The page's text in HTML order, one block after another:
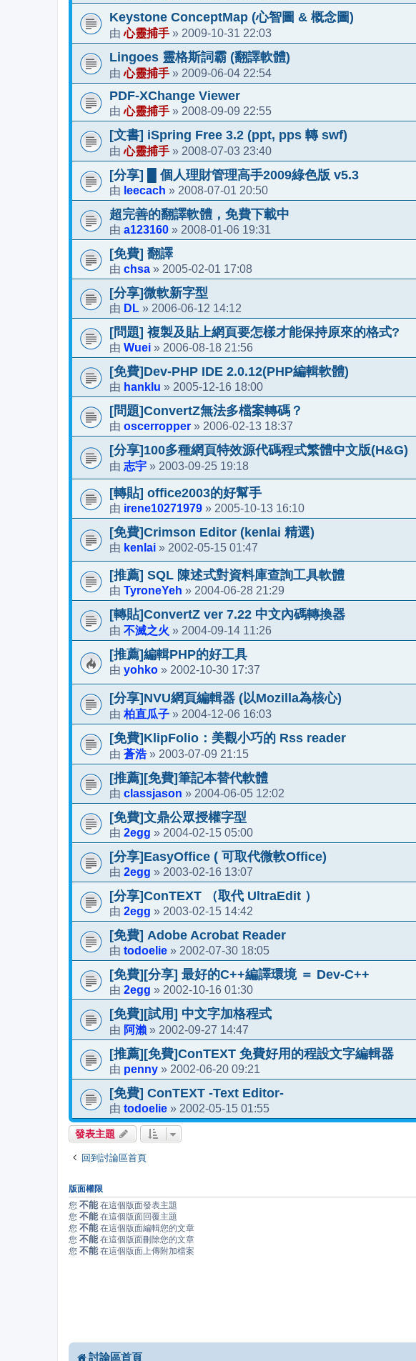
Keystone ConceptMap (心智圖 & 概念圖)
由心靈捕手 » 2009-10-31 22:03
Lingoes 靈格斯詞霸 (翻譯軟體)
由心靈捕手 » 2009-06-04 22:54
PDF-XChange Viewer
由心靈捕手 » 2008-09-09 22:55
[文書] iSpring Free 3.2 (ppt, pps 轉 swf)
由心靈捕手 » 2008-07-03 23:40
[分享] █ 個人理財管理高手2009綠色版 v5.3
由 leecach » 2008-07-01 20:50
超完善的翻譯軟體，免費下載中
由 a123160 » 2008-01-06 19:31
[免費] 翻譯
由 chsa » 2005-02-01 17:08
[分享]微軟新字型
由 DL » 2006-06-12 14:12
[問題] 複製及貼上網頁要怎樣才能保持原來的格式?
由 Wuei » 2006-08-18 21:56
[免費]Dev-PHP IDE 2.0.12(PHP編輯軟體)
由 hanklu » 2005-12-16 18:00
[問題]ConvertZ無法多檔案轉碼？
由 oscerropper » 2006-02-13 18:37
[分享]100多種網頁特效源代碼程式繁體中文版(H&G)
由 志宇 » 2003-09-25 19:18
[轉貼] office2003的好幫手
由 irene10271979 » 2005-10-13 16:10
[免費]Crimson Editor (kenlai 精選)
由 kenlai » 2002-05-15 01:47
[推薦] SQL 陳述式對資料庫查詢工具軟體
由 TyroneYeh » 2004-06-28 21:29
[轉貼]ConvertZ ver 7.22 中文內碼轉換器
由 不滅之火 » 2004-09-14 11:26
[推薦]編輯PHP的好工具
由 yohko » 2002-10-30 17:37
[分享]NVU網頁編輯器 (以Mozilla為核心)
由柏直瓜子 » 2004-12-06 16:03
[免費]KlipFolio：美觀小巧的 Rss reader
由 蒼浩» 2003-07-09 21:15
[推薦][免費]筆記本替代軟體
由 classjason » 2004-06-05 12:02
[免費]文鼎公眾授權字型
由 2egg » 2004-02-15 05:00
[分享]EasyOffice ( 可取代微軟Office)
由 2egg » 2003-02-16 13:07
[分享]ConTEXT （取代 UltraEdit ）
由 2egg » 2003-02-15 14:42
[免費] Adobe Acrobat Reader
由 todoelie » 2002-07-30 18:05
[免費][分享] 最好的C++編譯環境 ＝ Dev-C++
由 2egg » 2002-10-16 01:30
[免費][試用] 中文字加格程式
由 阿瀨 » 2002-09-27 14:47
[推薦][免費]ConTEXT 免費好用的程設文字編輯器
由 penny » 2002-06-20 09:21
[免費] ConTEXT -Text Editor-
由 todoelie » 2002-05-15 01:55
發表主題
回到討論區首頁
版面權限
您 不能 在這個版面發表主題
您 不能 在這個版面回覆主題
您 不能 在這個版面編輯您的文章
您 不能 在這個版面刪除您的文章
您 不能 在這個版面上傳附加檔案
討論區首頁